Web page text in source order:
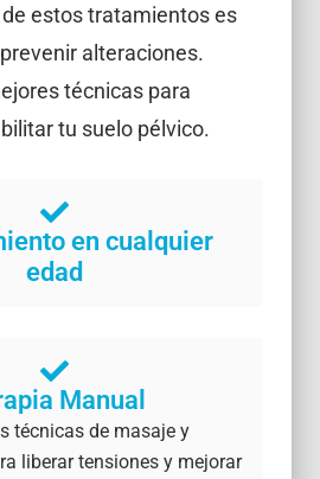
estos tratamientos es
alteraciones.
técnicas para
tu suelo pélvico.
en cualquier
edad
Manual
técnicas de masaje y
liberar tensiones y mejorar